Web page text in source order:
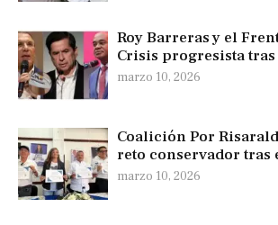
Roy Barreras y el
Crisis progresista
marzo 10, 2026
Coalición Por
reto conservador tras
marzo 10, 2026